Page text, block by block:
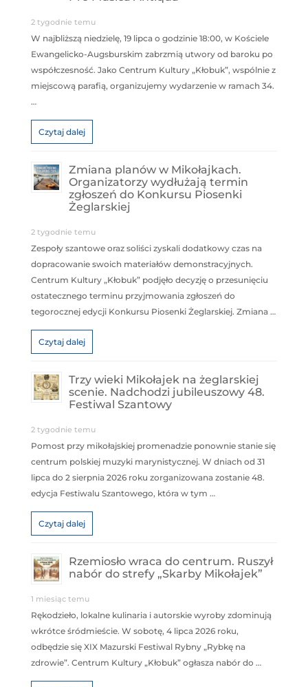
2 tygodnie temu
W najbliższą niedzielę, 19 lipca o godzinie 18:00, w Kościele
Ewangelicko-Augsburskim zabrzmią utwory od baroku po
współczesność. Jako Centrum Kultury „Kłobuk”, wspólnie z
miejscową parafią, organizujemy wydarzenie w ramach 34.
…
Czytaj dalej
Zmiana planów w Mikołajkach.
Organizatorzy wydłużają termin
zgłoszeń do Konkursu Piosenki
Żeglarskiej
2 tygodnie temu
Zespoły szantowe oraz soliści zyskali dodatkowy czas na
dopracowanie swoich materiałów demonstracyjnych.
Centrum Kultury „Kłobuk” podjęło decyzję o przesunięciu
ostatecznego terminu przyjmowania zgłoszeń do
tegorocznej edycji Konkursu Piosenki Żeglarskiej. Zmiana …
Czytaj dalej
Trzy wieki Mikołajek na żeglarskiej
scenie. Nadchodzi jubileuszowy 48.
Festiwal Szantowy
2 tygodnie temu
Pomost przy mikołajskiej promenadzie ponownie stanie się
centrum polskiej muzyki marynistycznej. W dniach od 31
lipca do 2 sierpnia 2026 roku zorganizowana zostanie 48.
edycja Festiwalu Szantowego, która w tym …
Czytaj dalej
Rzemiosło wraca do centrum. Ruszył
nabór do strefy „Skarby Mikołajek”
1 miesiąc temu
Rękodzieło, lokalne kulinaria i autorskie wyroby zdominują
wkrótce śródmieście. W sobotę, 4 lipca 2026 roku,
odbędzie się XIX Mazurski Festiwal Rybny „Rybkę na
zdrowie”. Centrum Kultury „Kłobuk” ogłasza nabór do …